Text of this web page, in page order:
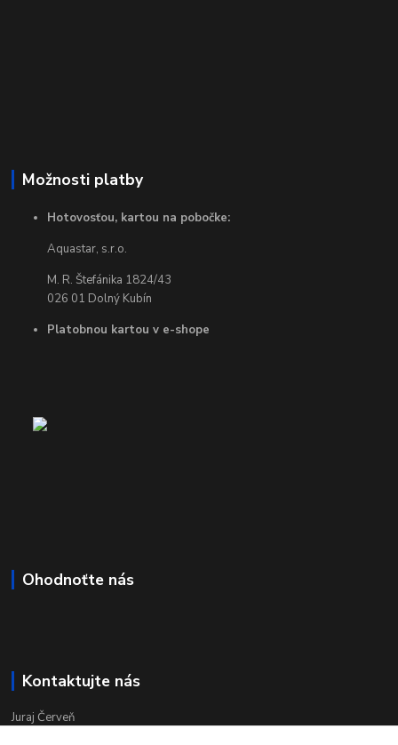
Možnosti platby
Hotovosťou, kartou na pobočke:
Aquastar, s.r.o.
M. R. Štefánika 1824/43
026 01 Dolný Kubín
Platobnou kartou v e-shope
Ohodnoťte nás
Kontaktujte nás
Juraj Červeň